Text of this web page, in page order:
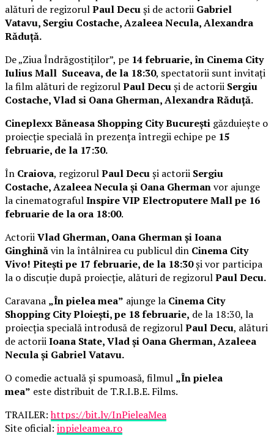
alături de regizorulPaul Decuși de actorii Gabriel
Vatavu, Sergiu Costache, Azaleea Necula, Alexandra
Răduță.
De „Ziua Îndrăgostiților”, pe 14 februarie, în Cinema City
Iulius Mall Suceava, de la 18:30, spectatorii sunt invitați
la film alături de regizorulPaul Decuși de actorii Sergiu
Costache, Vlad si Oana Gherman, Alexandra Răduță.
Cineplexx Băneasa Shopping City București găzduiește o
proiecție specială în prezența întregii echipe pe 15
februarie, de la 17:30.
În Craiova, regizorulPaul Decuși actorii Sergiu
Costache, Azaleea Necula și Oana Ghermanvor ajunge
la cinematografulInspire VIP Electroputere Mall pe 16
februarie de la ora 18:00.
ActoriiVlad Gherman, Oana Gherman și Ioana
Ginghinăvin la întâlnirea cu publicul din Cinema City
Vivo! Pitești pe 17 februarie, de la 18:30și vor participa
la o discuție după proiecție, alături de regizorulPaul Decu.
Caravana „În pielea mea” ajunge la Cinema City
Shopping City Ploiești, pe 18 februarie, de la 18:30, la
proiecția specială introdusă de regizorulPaul Decu, alături
de actoriiIoana State, Vlad și Oana Gherman, Azaleea
Necula și Gabriel Vatavu.
O comedie actuală și spumoasă, filmul „În pielea
mea” este distribuit de T.R.I.B.E. Films.
TRAILER:https://bit.ly/InPieleaMea
Site oficial: inpieleamea.ro